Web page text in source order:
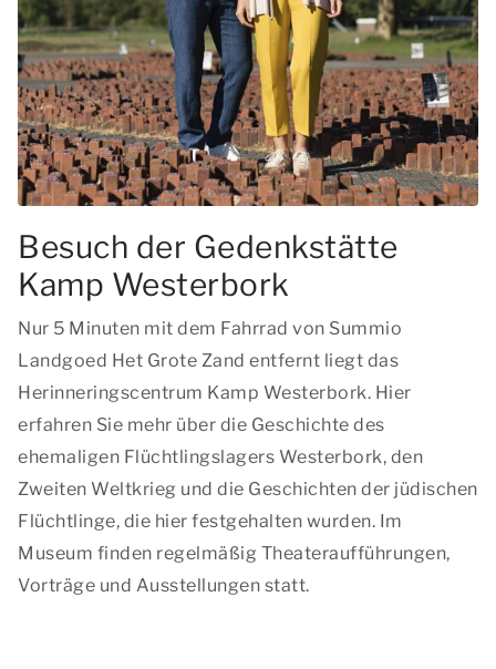
Besuch der Gedenkstätte
Kamp Westerbork
Nur 5 Minuten mit dem Fahrrad von Summio
Landgoed Het Grote Zand entfernt liegt das
Herinneringscentrum Kamp Westerbork. Hier
erfahren Sie mehr über die Geschichte des
ehemaligen Flüchtlingslagers Westerbork, den
Zweiten Weltkrieg und die Geschichten der jüdischen
Flüchtlinge, die hier festgehalten wurden. Im
Museum finden regelmäßig Theateraufführungen,
Vorträge und Ausstellungen statt.